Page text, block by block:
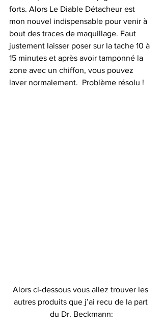
forts. Alors Le Diable Détacheur est
mon nouvel indispensable pour venir à
bout des traces de maquillage. Faut
justement laisser poser sur la tache 10 à
15 minutes et après avoir tamponné la
zone avec un chiffon, vous pouvez
laver normalement.  Problème résolu !
Alors ci-dessous vous allez trouver les
autres produits que j’ai recu de la part
du Dr. Beckmann: